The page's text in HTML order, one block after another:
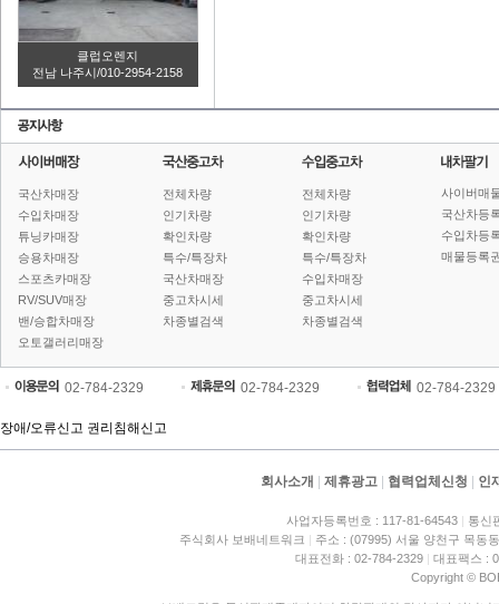
클럽오렌지
전남 나주시/010-2954-2158
국산차매장
수입차매장
튜닝카매장
승용차매장
스포츠카매장
RV/SUV매장
밴/승합차매장
오토갤러리매장
전체차량
인기차량
확인차량
특수/특장차
국산차매장
중고차시세
차종별검색
전체차량
인기차량
확인차량
특수/특장차
수입차매장
중고차시세
차종별검색
사이버매
국산차등
수입차등
매물등록
02-784-2329 02-784-2329 02-784-2329
장애/오류신고 권리침해신고
회사소개 제휴광고 협력업체신청 인
사업자등록번호 : 117-81-64543 | 통신
주식회사 보배네트워크 | 주소 : (07995) 서울 양천구 목동
대표전화 : 02-784-2329 | 대표팩스 :
Copyright ©